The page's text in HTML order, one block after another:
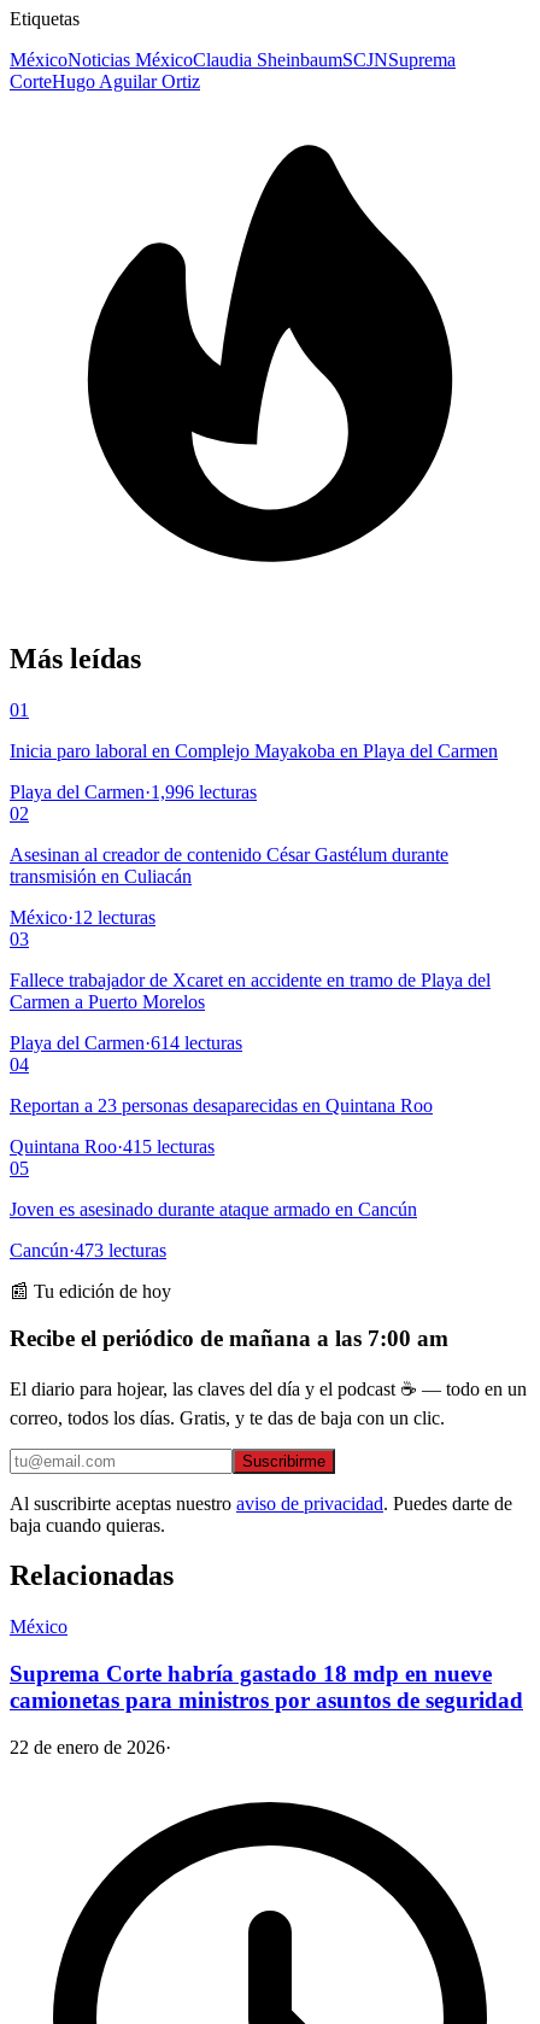
Etiquetas
MéxicoNoticias MéxicoClaudia SheinbaumSCJNSuprema
CorteHugo Aguilar Ortiz
Más leídas
01
Inicia paro laboral en Complejo Mayakoba en Playa del Carmen
Playa del Carmen·1,996 lecturas
02
Asesinan al creador de contenido César Gastélum durante
transmisión en Culiacán
México·12 lecturas
03
Fallece trabajador de Xcaret en accidente en tramo de Playa del
Carmen a Puerto Morelos
Playa del Carmen·614 lecturas
04
Reportan a 23 personas desaparecidas en Quintana Roo
Quintana Roo·415 lecturas
05
Joven es asesinado durante ataque armado en Cancún
Cancún·473 lecturas
📰 Tu edición de hoy
Recibe el periódico de mañana a las 7:00 am
El diario para hojear, las claves del día y el podcast ☕ — todo en un
correo, todos los días. Gratis, y te das de baja con un clic.
Suscribirme
Al suscribirte aceptas nuestro aviso de privacidad. Puedes darte de
baja cuando quieras.
Relacionadas
México
Suprema Corte habría gastado 18 mdp en nueve
camionetas para ministros por asuntos de seguridad
22 de enero de 2026·